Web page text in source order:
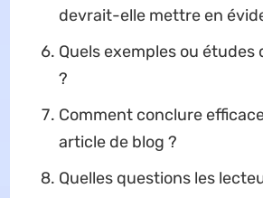
devrait-elle mettre en
Quels exemples ou études
?
Comment conclure
article de blog ?
Quelles questions les